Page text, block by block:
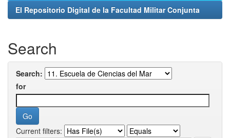
El Repositorio Digital de la Facultad Militar Conjunta
Search
Search:
for
Current filters: